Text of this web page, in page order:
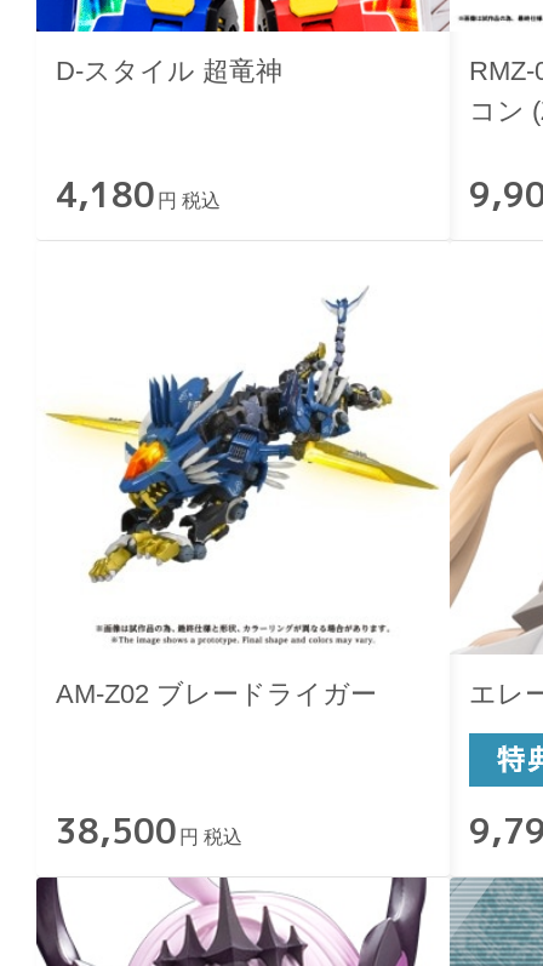
D-スタイル 超竜神
4,180 円 税込
コン
AM-Z02 ブレードライガー
38,500 円 税込
エレ